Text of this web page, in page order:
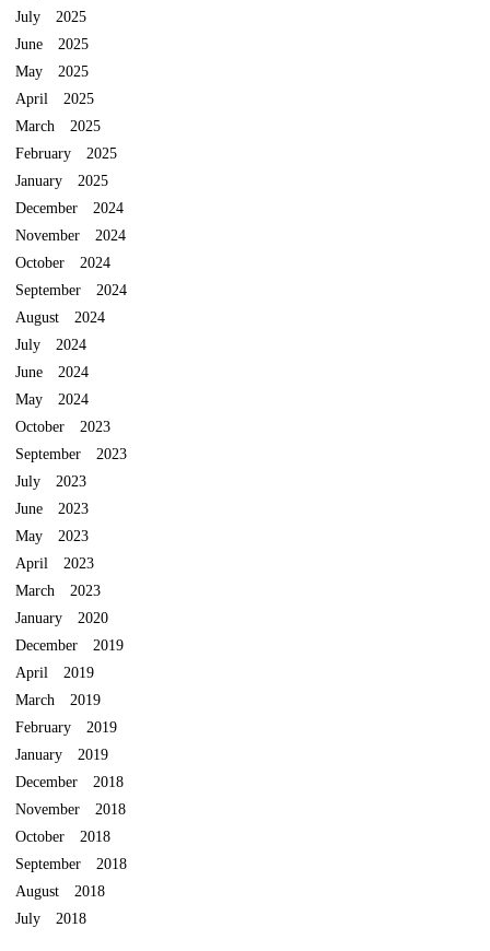
July 2025
June 2025
May 2025
April 2025
March 2025
February 2025
January 2025
December 2024
November 2024
October 2024
September 2024
August 2024
July 2024
June 2024
May 2024
October 2023
September 2023
July 2023
June 2023
May 2023
April 2023
March 2023
January 2020
December 2019
April 2019
March 2019
February 2019
January 2019
December 2018
November 2018
October 2018
September 2018
August 2018
July 2018